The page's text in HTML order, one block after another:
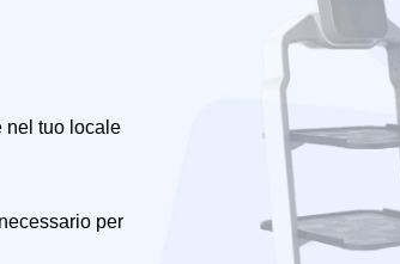
nel tuo locale
per